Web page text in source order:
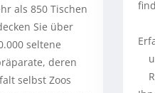
als 850 Tischen
Sie über
seltene
deren
selbst Zoos